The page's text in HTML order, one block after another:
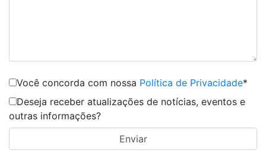
Você concorda com nossa Política de Privacidade*
Deseja receber atualizações de notícias, eventos e
outras informações?